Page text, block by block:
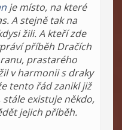
je místo, na které
A stejně tak na
žili. A kteří zde
příběh Dračích
prastarého
v harmonii s draky
tento řád zanikl již
existuje někdo,
jejich příběh.